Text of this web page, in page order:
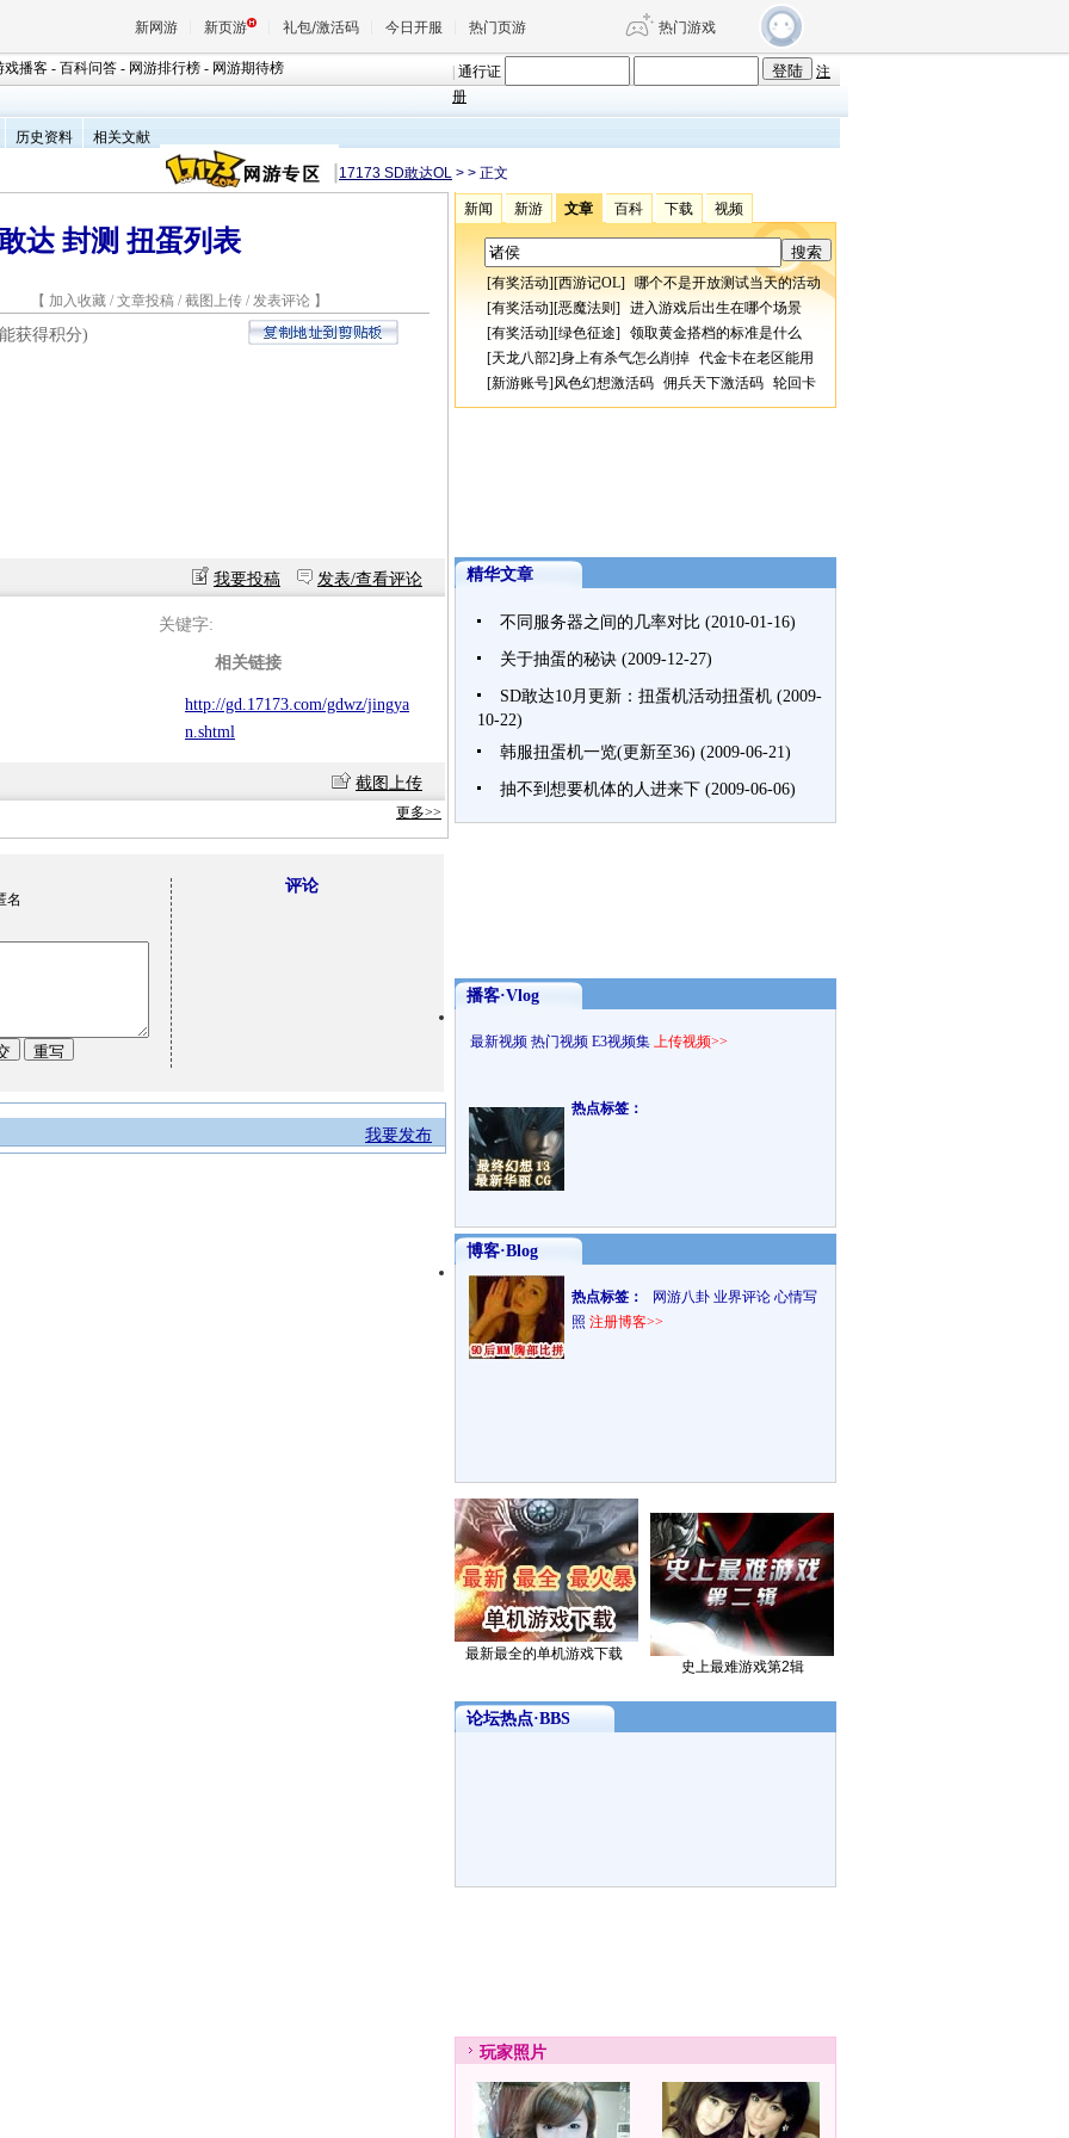
新网游 新页游 礼包/激活码 今日开服 热门页游 热门游戏
天堂 剑网3旗舰版 新天龙八部
王权与自由 诛仙世界 仙剑世界
戏播客 - 百科问答 - 网游排行榜 - 网游期待榜 通行证
注
册
历史资料 相关文献
17173 SD敢达OL > > 正文
达 封测 扭蛋列表
【 加入收藏 / 文章投稿 / 截图上传 / 发表评论 】
获得积分)
我要投稿 发表/查看评论
关键字:
相关链接
http://gd.17173.com/gdwz/jingya
n.shtml
截图上传
更多>>
名
评论
我要发布
新闻 新游 文章 百科 下载 视频
[有奖活动][西游记OL] 哪个不是开放测试当天的活动
[有奖活动][恶魔法则 ] 进入游戏后出生在哪个场景
[有奖活动][绿色征途] 领取黄金搭档的标准是什么
[天龙八部2]身上有杀气怎么削掉 代金卡在老区能用
[新游账号]风色幻想激活码 佣兵天下激活码 轮回卡
精华文章
不同服务器之间的几率对比 (2010-01-16)
关于抽蛋的秘诀 (2009-12-27)
SD敢达10月更新：扭蛋机活动扭蛋机 (2009-
10-22)
韩服扭蛋机一览(更新至36) (2009-06-21)
抽不到想要机体的人进来下 (2009-06-06)
播客·Vlog
热点标签：
最新视频 热门视频 E3视频集 上传视频>>
博客·Blog
热点标签： 网游八卦 业界评论 心情写
照 注册博客>>
最新最全的单机游戏下载
史上最难游戏第2辑
论坛热点·BBS
玩家照片